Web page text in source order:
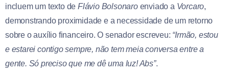
incluem um texto deFlávio Bolsonaroenviado a Vorcaro,
demonstrando proximidade e a necessidade de um retorno
sobre o auxílio financeiro. O senador escreveu: “Irmão, estou
e estarei contigo sempre, não tem meia conversa entre a
gente. Só preciso que me dê uma luz! Abs”.